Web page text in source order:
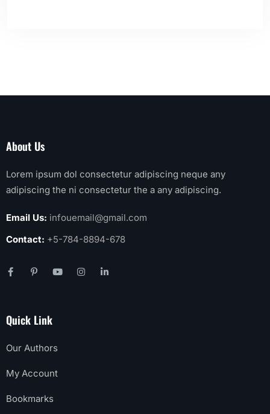
About Us
Lorem ipsum dol consectetur adipiscing neque any
adipiscing the ni consectetur the a any adipiscing.
Email Us: infouemail@gmail.com
Contact: +5-784-8894-678
Quick Link
Our Authors
My Account
Bookmarks